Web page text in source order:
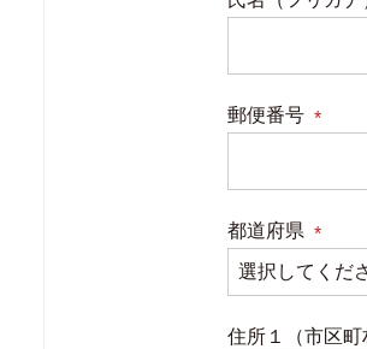
郵便番号
須)
都道府県
(必
須)
住所１（市区町